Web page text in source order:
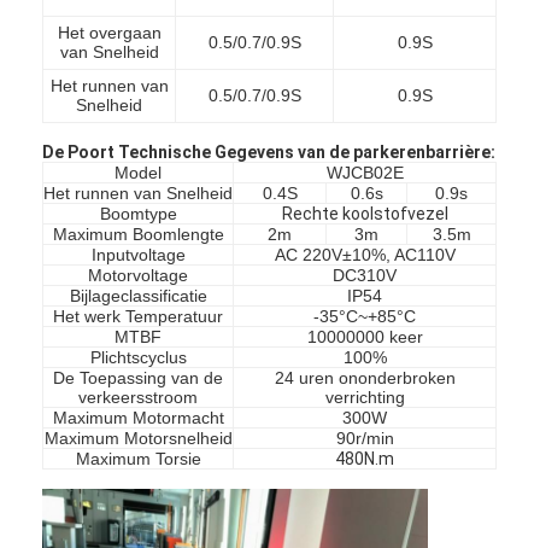
Thuis
Producten
Video's
Over ons
Fabriekstocht
Kwaliteitscontrole
Het overgaan
van Snelheid
0.5/0.7/0.9S 0.9S
Het runnen van
Snelheid
0.5/0.7/0.9S 0.9S
De Poort Technische Gegevens van de parkerenbarrière:
Model
WJCB02E
Het runnen van Snelheid
0.4S 0.6s
0.9s
Boomtype
Rechte koolstofvezel
Maximum Boomlengte
2m 3m
3.5m
Inputvoltage
AC 220V±10%, AC110V
Motorvoltage
DC310V
Bijlageclassificatie
IP54
Het werk Temperatuur
-35°C~+85°C
MTBF
10000000 keer
Plichtscyclus
100%
De Toepassing van de
verkeersstroom
24 uren ononderbroken
verrichting
Maximum Motormacht
300W
Maximum Motorsnelheid
90r/min
Maximum Torsie
480N.m